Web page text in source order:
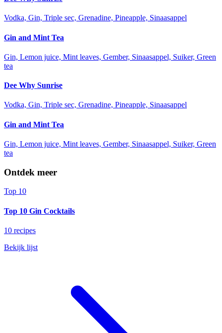
Vodka, Gin, Triple sec, Grenadine, Pineapple, Sinaasappel
Gin and Mint Tea
Gin, Lemon juice, Mint leaves, Gember, Sinaasappel, Suiker, Green
tea
Dee Why Sunrise
Vodka, Gin, Triple sec, Grenadine, Pineapple, Sinaasappel
Gin and Mint Tea
Gin, Lemon juice, Mint leaves, Gember, Sinaasappel, Suiker, Green
tea
Ontdek meer
Top 10
Top 10 Gin Cocktails
10 recipes
Bekijk lijst